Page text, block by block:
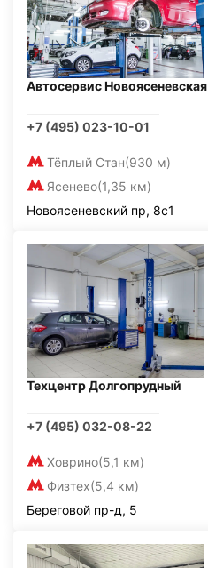
Автосервис Новоясеневская
+7 (495) 023-10-01
Тёплый Стан(930 м)
Ясенево(1,35 км)
Новоясеневский пр, 8с1
Техцентр Долгопрудный
+7 (495) 032-08-22
Ховрино(5,1 км)
Физтех(5,4 км)
Береговой пр-д, 5